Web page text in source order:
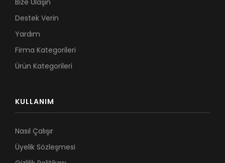
Bize Ulaşın
Destek Verin
Yardım
Firma Kategorileri
Ürün Kategorileri
KULLANIM
Nasıl Çalışır
Üyelik Sözleşmesi